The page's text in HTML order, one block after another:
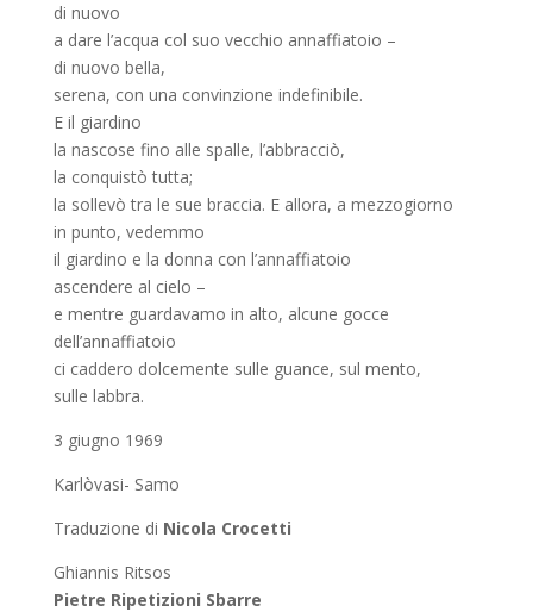
di nuovo
a dare l’acqua col suo vecchio annaffiatoio –
di nuovo bella,
serena, con una convinzione indefinibile.
E il giardino
la nascose fino alle spalle, l’abbracciò,
la conquistò tutta;
la sollevò tra le sue braccia. E allora, a mezzogiorno
in punto, vedemmo
il giardino e la donna con l’annaffiatoio
ascendere al cielo –
e mentre guardavamo in alto, alcune gocce
dell’annaffiatoio
ci caddero dolcemente sulle guance, sul mento,
sulle labbra.
3 giugno 1969
Karlòvasi- Samo
Traduzione di Nicola Crocetti
Ghiannis Ritsos
Pietre Ripetizioni Sbarre